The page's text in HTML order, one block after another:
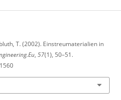
T. (2002). Einstreumaterialien in
, 57(1), 50–51.